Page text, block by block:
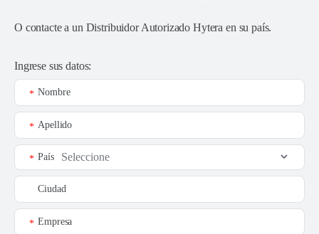
O contacte a un Distribuidor Autorizado Hytera en su país.
Ingrese sus datos:
Nombre
*
Apellido
*
País
*
Ciudad
Empresa
*